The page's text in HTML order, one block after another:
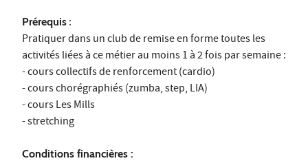
Prérequis :
Pratiquer dans un club de remise en forme toutes les
activités liées à ce métier au moins 1 à 2 fois par semaine :
- cours collectifs de renforcement (cardio)
- cours chorégraphiés (zumba, step, LIA)
- cours Les Mills
- stretching
Conditions financières :